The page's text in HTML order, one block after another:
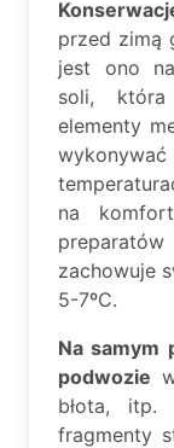
przed zimą
jest ono
soli,
elementy
na
zachowuje
5-7ºC.
Na samym
podwozie
błota, itp.
fragmenty